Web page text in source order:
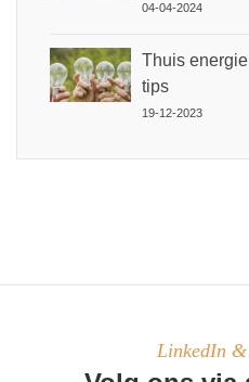
04-04-2024
Thuis
tips
19-12-2023
LinkedIn &